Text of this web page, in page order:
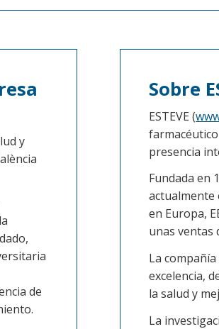
y
de
Sobre
ESTEVE (
presencia
Fundada en
actualmente
en Europa,
unas ventas
La
excelencia,
la salud y
La